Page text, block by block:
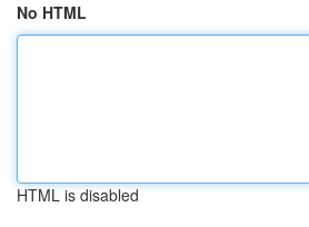
No HTML
HTML is disabled